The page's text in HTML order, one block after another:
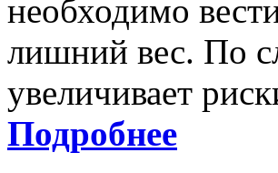
необходимо
лишний вес. По
увеличивает
Подробнее